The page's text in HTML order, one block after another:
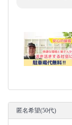
匿名希望(50代)